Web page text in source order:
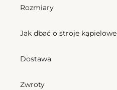
Rozmiary
Jak dbać o stroje kąpielowe
Dostawa
Zwroty